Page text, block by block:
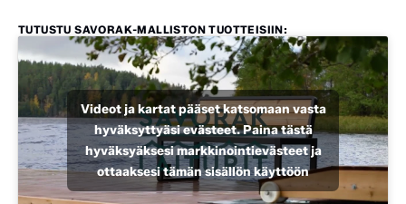
TUTUSTU SAVORAK-MALLISTON TUOTTEISIIN:
Videot ja kartat pääset katsomaan vasta
hyväksyttyäsi evästeet. Paina tästä
hyväksyäksesi markkinointievästeet ja
ottaaksesi tämän sisällön käyttöön